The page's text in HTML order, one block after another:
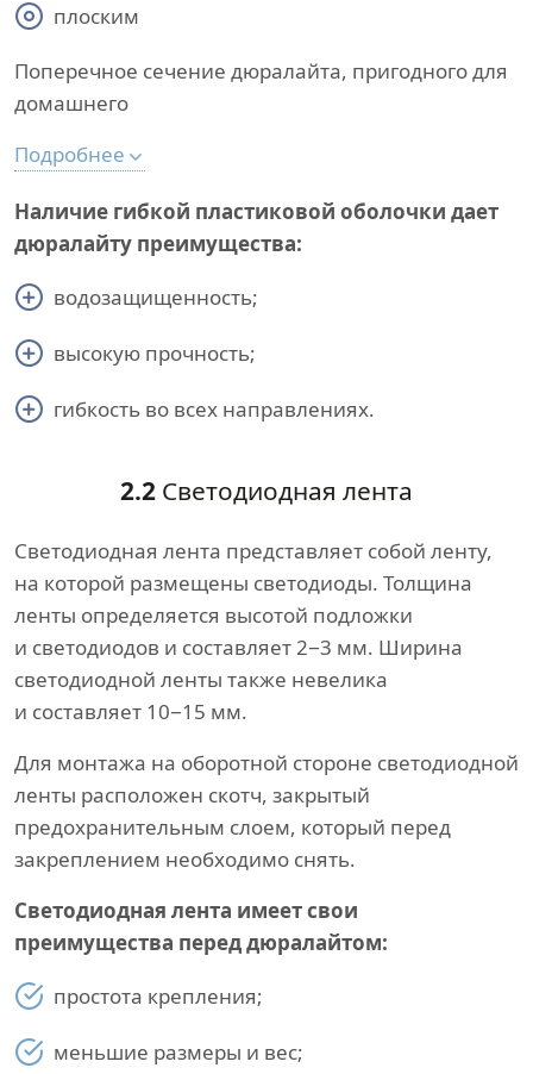
плоским
Поперечное сечение дюралайта, пригодного для
домашнего
Подробнее
Наличие гибкой пластиковой оболочки дает
дюралайту преимущества:
водозащищенность;
высокую прочность;
гибкость во всех направлениях.
2.2 Светодиодная лента
Светодиодная лента представляет собой ленту,
на которой размещены светодиоды. Толщина
ленты определяется высотой подложки
и светодиодов и составляет 2−3 мм. Ширина
светодиодной ленты также невелика
и составляет 10−15 мм.
Для монтажа на оборотной стороне светодиодной
ленты расположен скотч, закрытый
предохранительным слоем, который перед
закреплением необходимо снять.
Светодиодная лента имеет свои
преимущества перед дюралайтом:
простота крепления;
меньшие размеры и вес;